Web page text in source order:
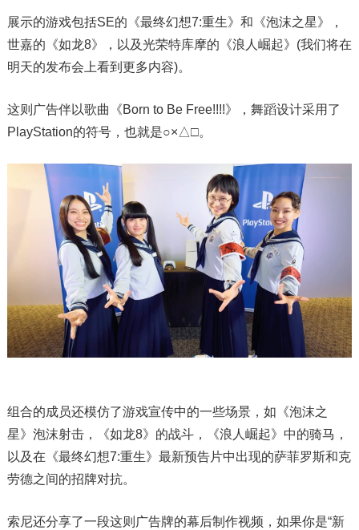
展示的游戏包括SE的《最终幻想7:重生》和《泡沫之星》，
世嘉的《如龙8》，以及光荣特库摩的《浪人崛起》(我们将在
明天的发布会上看到更多内容)。
这则广告伴以歌曲《Born to Be Free!!!!》，舞蹈设计采用了
PlayStation的符号，也就是○×△□。
组合的成员还模仿了游戏宣传中的一些场景，如《泡沫之
星》泡沫射击，《如龙8》的战斗，《浪人崛起》中的骑马，
以及在《最终幻想7:重生》最新预告片中出现的萨菲罗斯和克
劳德之间的招牌对抗。
索尼还分享了一段这则广告牌的幕后制作视频，如果你是“新